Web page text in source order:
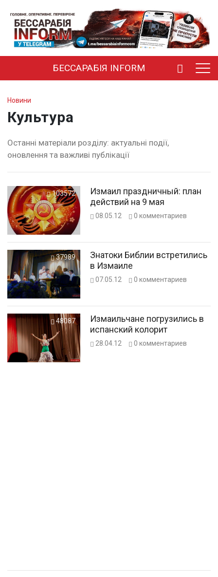
БЕССАРАБІЯ INFORM
Новини
Культура
Останні матеріали розділу: актуальні події,
оновлення та важливі публікації
103572
Измаил праздничный: план
действий на 9 мая
08.05.12 0 комментариев
37989
Знатоки Библии встретились
в Измаиле
07.05.12 0 комментариев
48087
Измаильчане погрузились в
испанский колорит
28.04.12 0 комментариев